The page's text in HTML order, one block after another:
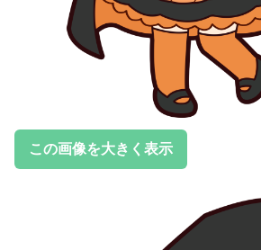
この画像を大きく表示